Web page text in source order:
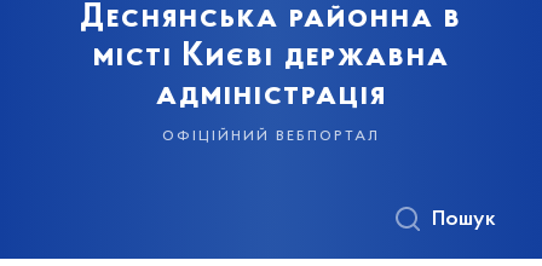
Деснянська районна в
місті Києві державна
адміністрація
офіційний вебпортал
Пошук